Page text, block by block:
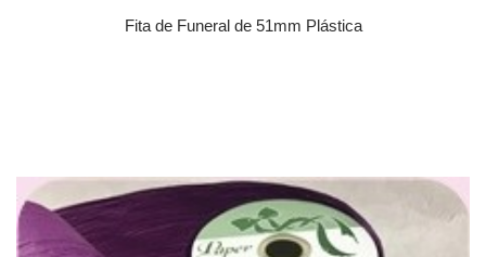
Fita de Funeral de 51mm Plástica